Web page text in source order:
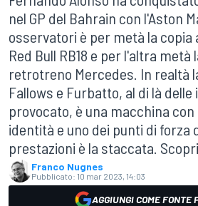
nel GP del Bahrain con l'Aston
osservatori è per metà la copia
Red Bull RB18 e per l'altra
retrotreno Mercedes. In realtà
Fallows e Furbatto, al di là delle
provocato, è una macchina
identità e uno dei punti di forza
prestazioni è la staccata.
Franco Nugnes
Pubblicato: 10 mar 2023, 14:03
AGGIUNGI COME FONTE